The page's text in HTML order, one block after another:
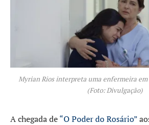
Myrian Rios interpreta uma enfermeira em
(Foto: Divulgação)
A chegada de“O Poder do Rosário”